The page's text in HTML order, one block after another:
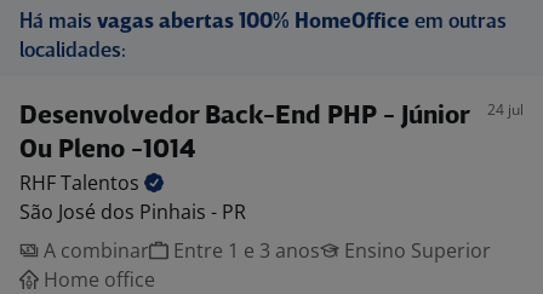
Há mais vagas abertas 100% HomeOffice em outras
localidades:
Desenvolvedor Back-End PHP - Júnior
Ou Pleno -1014
24 jul
RHFTalentos
São José dos Pinhais - PR
A combinar
Entre 1 e 3 anos
Ensino Superior
Home office